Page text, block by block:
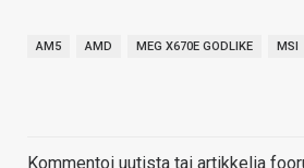
AM5 AMD MEG X670E GODLIKE MSI
Kommentoi uutista tai artikkelia